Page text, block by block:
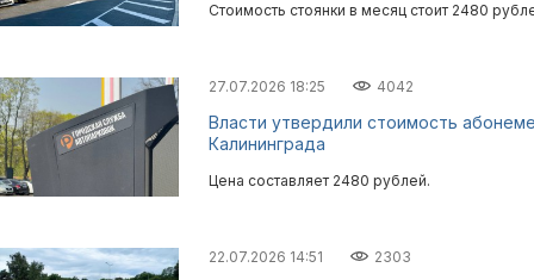
Стоимость стоянки в месяц стоит 2480
27.07.2026 18:25 4042
Власти утвердили стоимость
Калининграда
Цена составляет 2480 рублей.
22.07.2026 14:51 2303